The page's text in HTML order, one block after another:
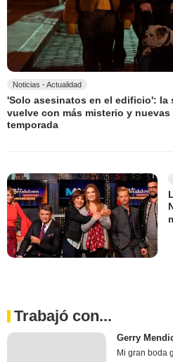
Noticias - Actualidad
'Solo asesinatos en el edificio': la
vuelve con más misterio y
temporada
Trabajó con...
Gerry
Mi gran boda